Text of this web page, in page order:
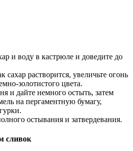
и воду в кастрюле и доведите до
сахар растворится, увеличьте огонь
золотистого цвета.
и дайте немного остыть, затем
на пергаментную бумагу,
остывания и затвердевания.
сливок